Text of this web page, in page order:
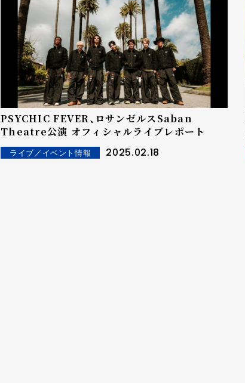
PSYCHIC FEVER、ロサンゼルスSaban
Theatre公演 オフィシャルライブレポート
ライブ／イベント情報 2025.02.18